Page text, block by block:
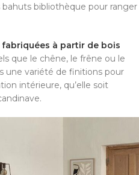
bibliothèque pour ranger
à partir de bois
que le chêne, le frêne ou le
une variété de finitions pour
intérieure, qu’elle soit